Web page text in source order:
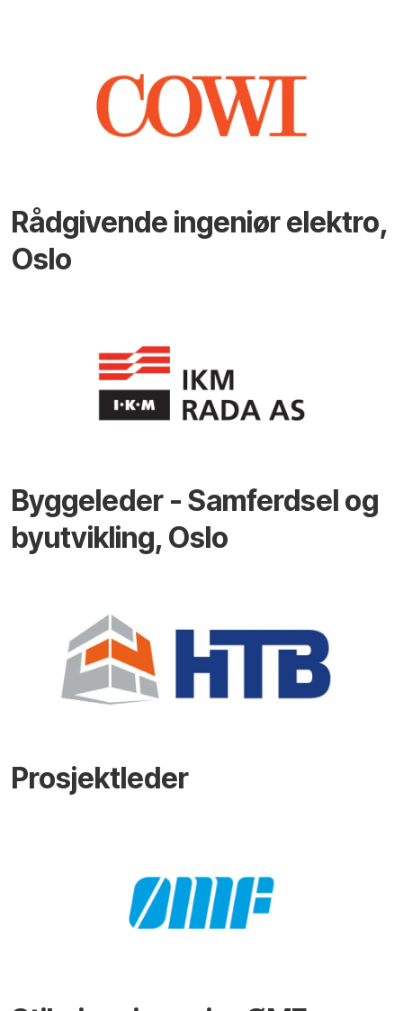
Rådgivende ingeniør elektro,
Oslo
Byggeleder - Samferdsel og
byutvikling, Oslo
Prosjektleder